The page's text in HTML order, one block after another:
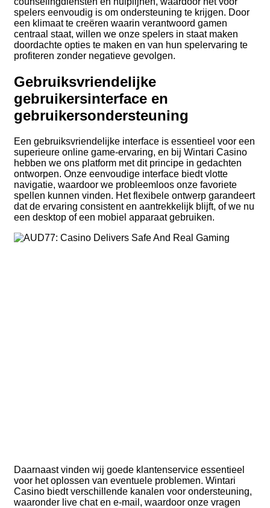
spelers eenvoudig is om ondersteuning te krijgen. Door
een klimaat te creëren waarin verantwoord gamen
centraal staat, willen we onze spelers in staat maken
doordachte opties te maken en van hun spelervaring te
profiteren zonder negatieve gevolgen.
Gebruiksvriendelijke
gebruikersinterface en
gebruikersondersteuning
Een gebruiksvriendelijke interface is essentieel voor een
superieure online game-ervaring, en bij Wintari Casino
hebben we ons platform met dit principe in gedachten
ontworpen. Onze eenvoudige interface biedt vlotte
navigatie, waardoor we probleemloos onze favoriete
spellen kunnen vinden. Het flexibele ontwerp garandeert
dat de ervaring consistent en aantrekkelijk blijft, of we nu
een desktop of een mobiel apparaat gebruiken.
Daarnaast vinden wij goede klantenservice essentieel
voor het oplossen van eventuele problemen. Wintari
Casino biedt verschillende kanalen voor ondersteuning,
waaronder live chat en e-mail, waardoor onze vragen